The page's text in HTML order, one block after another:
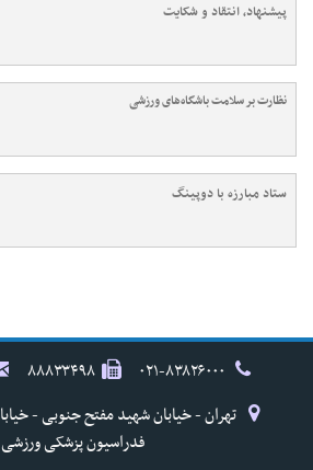
پیشنهاد، انتقاد و شکایت
نظارت بر سلامت باشگاه‌های ورزشی
ستاد مبارزه با دوپینگ
۸۸۸۳۳۴۹۸
فدراسیون پزشکی ورزشی